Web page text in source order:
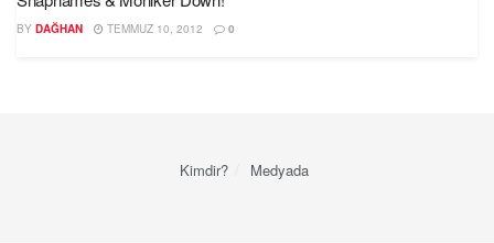
BY DAĞHAN TEMMUZ 10, 2012 0
Kimdir? Medyada